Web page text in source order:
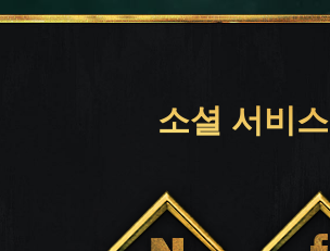
소셜 서비스